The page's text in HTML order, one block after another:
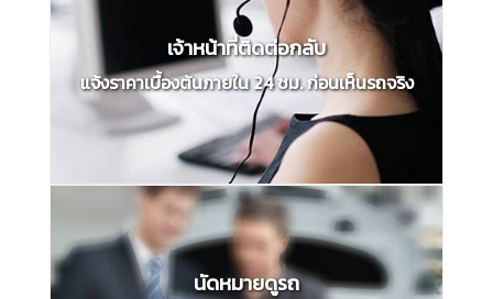
เจ้าหน้าที่ติดต่อกลับ
แจ้งราคาเบื้องต้นภายใน 24 ชม. ก่อนเห็นรถจริง
นัดหมายดูรถ